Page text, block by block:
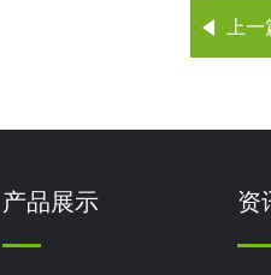
上
产品展示 资